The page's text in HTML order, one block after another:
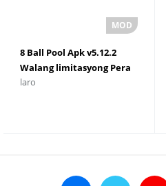
8 Ball Pool Apk v5.12.2
Walang limitasyong Pera
laro